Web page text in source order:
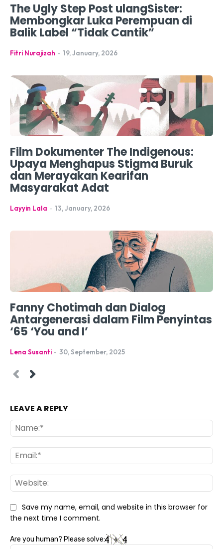
The Ugly Step Post ulangSister:
Membongkar Luka Perempuan di
Balik Label “Tidak Cantik”
Fitri Nurajizah - 19, January, 2026
Film Dokumenter The Indigenous:
Upaya Menghapus Stigma Buruk
dan Merayakan Kearifan
Masyarakat Adat
Layyin Lala - 13, January, 2026
Fanny Chotimah dan Dialog
Antargenerasi dalam Film Penyintas
‘65 ‘You and I’
Lena Susanti - 30, September, 2025
LEAVE A REPLY
Save my name, email, and website in this browser for
the next time I comment.
Are you human? Please solve: